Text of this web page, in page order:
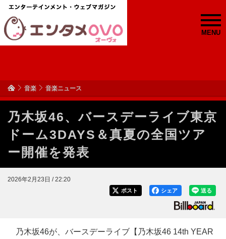
MENU
音楽 音楽ニュース
乃木坂46、バースデーライブ東京
ドーム3DAYS＆真夏の全国ツア
ー開催を発表
2026年2月23日 / 22:20
送る
シェア
ポスト
乃木坂46が、バースデーライブ【乃木坂46 14th YEAR